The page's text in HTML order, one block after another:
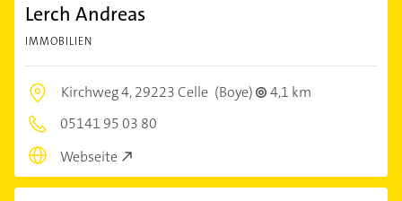
Lerch Andreas
IMMOBILIEN
Kirchweg 4,29223 Celle (Boye)
4,1 km
05141 95 03 80
Webseite